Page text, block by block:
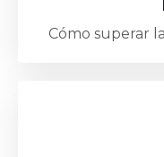
Cómo superar